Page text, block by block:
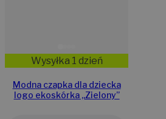
Wysyłka 1 dzień
Modna czapka dla dziecka
logo ekoskórka „Zielony”